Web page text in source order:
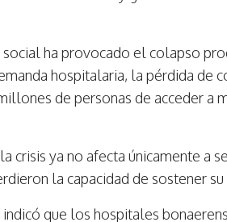
social ha provocado el colapso
hospitalaria, la pérdida de
de personas de acceder a
crisis ya no afecta únicamente
la capacidad de sostener
que los hospitales